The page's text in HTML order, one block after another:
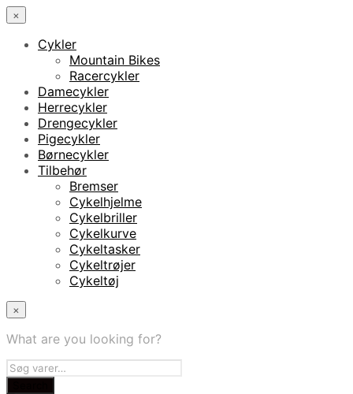
×
Cykler
Mountain Bikes
Racercykler
Damecykler
Herrecykler
Drengecykler
Pigecykler
Børnecykler
Tilbehør
Bremser
Cykelhjelme
Cykelbriller
Cykelkurve
Cykeltasker
Cykeltrøjer
Cykeltøj
×
What are you looking for?